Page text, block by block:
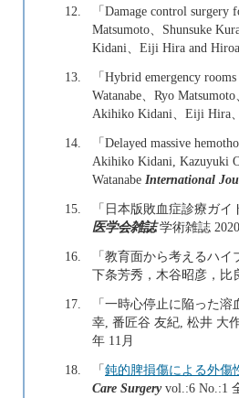
12.
「Damage control
Matsumoto、Shunsuke
Kidani、Eiji Hira and
13.
「Hybrid emergency
Watanabe、Ryo
Akihiko Kidani、Eiji Hira
14.
「Delayed massive
Akihiko Kidani, Kazuyuki
Watanabe International
15.
「日本版敗血症診療ガ
医学会雑誌学術雑誌
16.
「教育面から考えるハ
下条芳秀，木谷昭彦，比
17.
「一時心停止に陥った
幸, 番匠谷 友紀, 松井 大
年 11月
18.
「鈍的脾損傷による外傷
Care Surgeryvol.:6 No.:1